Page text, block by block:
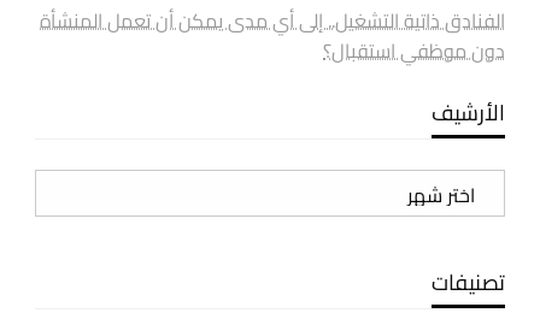
الفنادق ذاتية التشغيل.. إلى أي مدى يمكن أن تعمل المنشأة
دون موظفي استقبال؟
الأرشيف
الأرشيف
تصنيفات